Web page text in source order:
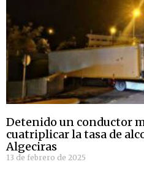
Detenido un conductor
cuatriplicar la tasa de
Algeciras
13 de febrero de 2025